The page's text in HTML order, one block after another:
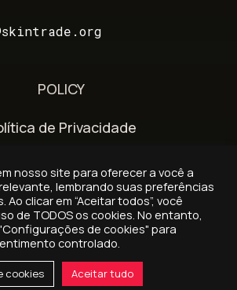
POLICY
de Privacidade
de entrega e reembolso
2026 - Skintrade.org
nosso site para oferecer a você a
lembrando suas preferências
clicar em “Aceitar todos”, você
de TODOS os cookies. No entanto,
de cookies" para
controlado.
cookies Aceitar tudo